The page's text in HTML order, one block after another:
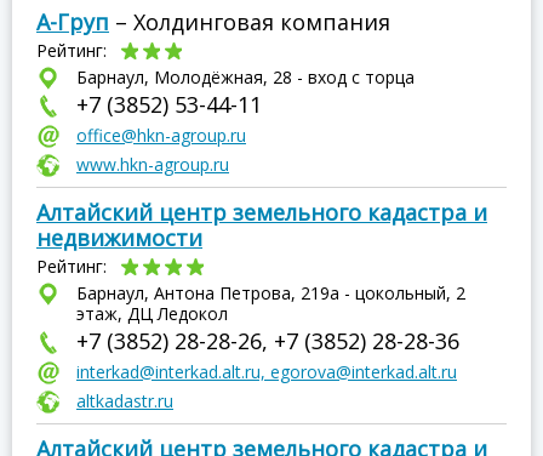
А-Груп – Холдинговая компания
Рейтинг:
Барнаул, Молодёжная, 28 - вход с торца
+7 (3852) 53-44-11
office@hkn-agroup.ru
www.hkn-agroup.ru
Алтайский центр земельного кадастра и
недвижимости
Рейтинг:
Барнаул, Антона Петрова, 219а - цокольный, 2
этаж, ДЦ Ледокол
+7 (3852) 28-28-26, +7 (3852) 28-28-36
interkad@interkad.alt.ru, egorova@interkad.alt.ru
altkadastr.ru
Алтайский центр земельного кадастра и